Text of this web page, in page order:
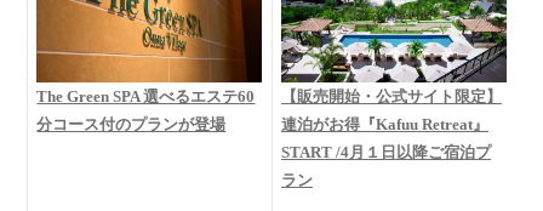
The Green SPA 選べるエステ60
分コース付のプランが登場
【販売開始・公式サイト限定】
連泊がお得『Kafuu Retreat』
START /4月１日以降ご宿泊プ
ラン